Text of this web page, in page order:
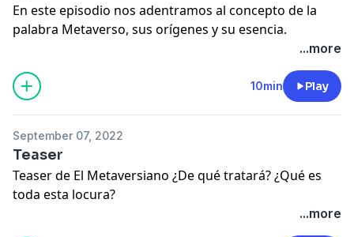
En este episodio nos adentramos al concepto de la
palabra Metaverso, sus orígenes y su esencia.
...more
10min Play
September 07, 2022
Teaser
Teaser de El Metaversiano ¿De qué tratará? ¿Qué es
toda esta locura?
...more